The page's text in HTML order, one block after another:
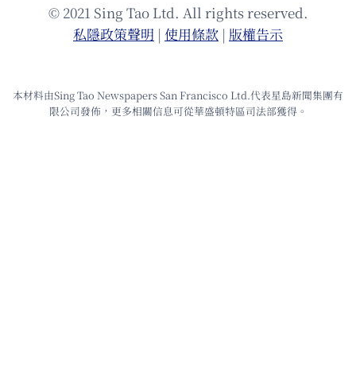
© 2021 Sing Tao Ltd. All rights reserved.
私隱政策聲明 | 使⽤條款 | 版權告⽰
本材料由Sing Tao Newspapers San Francisco Ltd.代表星島新聞集團有
限公司發佈，更多相關信息可從華盛頓特區司法部獲得。